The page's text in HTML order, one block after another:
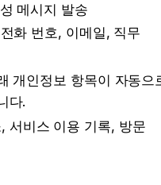
메시지 발송
화 번호, 이메일, 직무
개인정보 항목이 자동으
다.
서비스 이용 기록, 방문